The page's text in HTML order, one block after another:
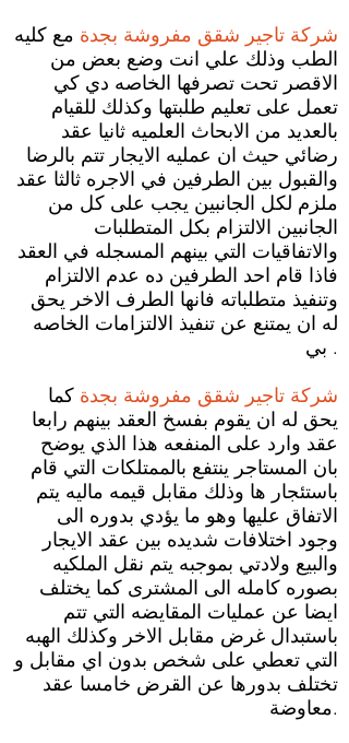
شركة تاجير شقق مفروشة بجدة مع كليه
الطب وذلك علي انت وضع بعض من
الاقصر تحت تصرفها الخاصه دي كي
تعمل على تعليم طلبتها وكذلك للقيام
بالعديد من الابحاث العلميه ثانيا عقد
رضائي حيث ان عمليه الايجار تتم بالرضا
والقبول بين الطرفين في الاجره ثالثا عقد
ملزم لكل الجانبين يجب على كل من
الجانبين الالتزام بكل المتطلبات
والاتفاقيات التي بينهم المسجله في العقد
فاذا قام احد الطرفين ده عدم الالتزام
وتنفيذ متطلباته فانها الطرف الاخر يحق
له ان يمتنع عن تنفيذ الالتزامات الخاصه
بي .
شركة تاجير شقق مفروشة بجدة كما
يحق له ان يقوم بفسخ العقد بينهم رابعا
عقد وارد على المنفعه هذا الذي يوضح
بان المستاجر ينتفع بالممتلكات التي قام
باستئجار ها وذلك مقابل قيمه ماليه يتم
الاتفاق عليها وهو ما يؤدي بدوره الى
وجود اختلافات شديده بين عقد الايجار
والبيع ولادتي بموجبه يتم نقل الملكيه
بصوره كامله الى المشترى كما يختلف
ايضا عن عمليات المقايضه التي تتم
باستبدال غرض مقابل الاخر وكذلك الهبه
التي تعطي على شخص بدون اي مقابل و
تختلف بدورها عن القرض خامسا عقد
معاوضة.